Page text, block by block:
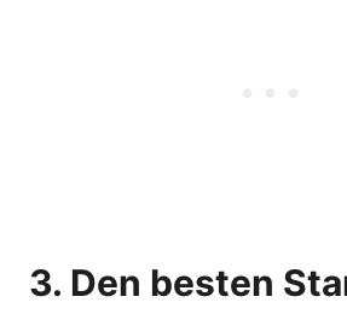
3. Den besten